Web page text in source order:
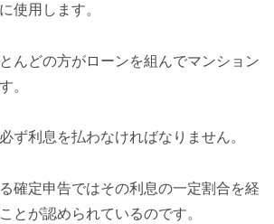
に使用します。
んどの方がローンを組んでマンション
。
ず利息を払わなければなりません。
確定申告ではその利息の一定割合を経
とが認められているのです。